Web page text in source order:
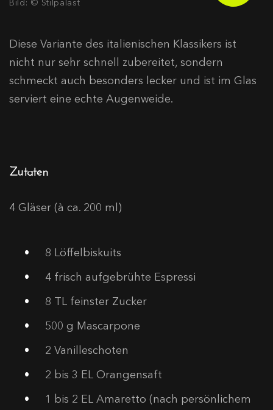
Bild: © Stilpalast
Diese Variante des italienischen Klassikers ist
nicht nur sehr schnell zubereitet, sondern
schmeckt auch besonders lecker und ist im Glas
serviert eine echte Augenweide.
Zutaten
4 Gläser (à ca. 200 ml)
8 Löffelbiskuits
4 frisch aufgebrühte Espressi
8 TL feinster Zucker
500 g Mascarpone
2 Vanilleschoten
2 bis 3 EL Orangensaft
1 bis 2 EL Amaretto (nach persönlichem